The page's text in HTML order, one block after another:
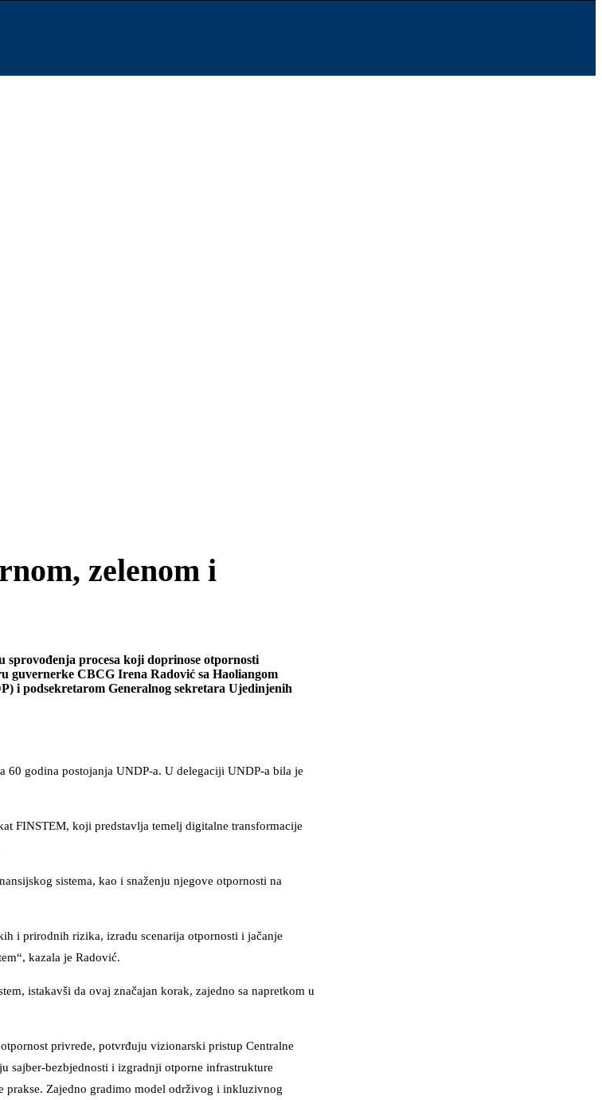
zelenom i
procesa koji doprinose otpornosti
guvernerke CBCG Irena Radović sa Haoliangom
i podsekretarom Generalnog sekretara Ujedinjenih
godina postojanja UNDP-a. U delegaciji UNDP-a bila je
FINSTEM, koji predstavlja temelj digitalne transformacije
sistema, kao i snaženju njegove otpornosti na
i prirodnih rizika, izradu scenarija otpornosti i jačanje
kazala je Radović.
istakavši da ovaj značajan korak, zajedno sa napretkom u
privrede, potvrđuju vizionarski pristup Centralne
sajber-bezbjednosti i izgradnji otporne infrastrukture
prakse. Zajedno gradimo model održivog i inkluzivnog